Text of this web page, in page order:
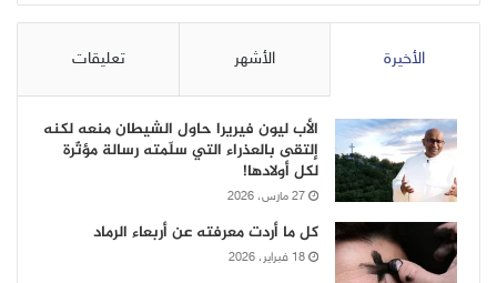
الأخيرة الأشهر تعليقات
الأب ليون فيريرا حاول الشيطان منعه لكنه
إلتقى بالعذراء التي سلّمته رسالة مؤثّرة
لكل أولادها!
27 مارس، 2026
كل ما أردت معرفته عن أربعاء الرماد
18 فبراير، 2026